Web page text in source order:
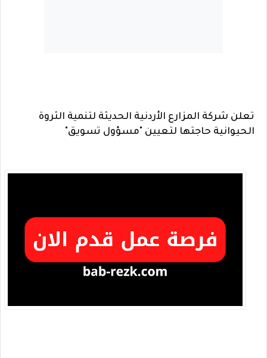
تعلن شركة المزارع الأردنية الحديثة لتنمية الثروة
الحيوانية حاجتها لتعيين "مسؤول تسويق"